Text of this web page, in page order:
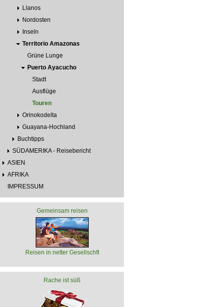
Llanos
Nordosten
Inseln
Territorio Amazonas
Grüne Lunge
Puerto Ayacucho
Stadt
Ausflüge
Touren
Orinokodelta
Guayana-Hochland
Buchtipps
SÜDAMERIKA - Reisebericht
ASIEN
AFRIKA
IMPRESSUM
Gemeinsam reisen
Reisen in netter Gesellschft
Rache ist süß